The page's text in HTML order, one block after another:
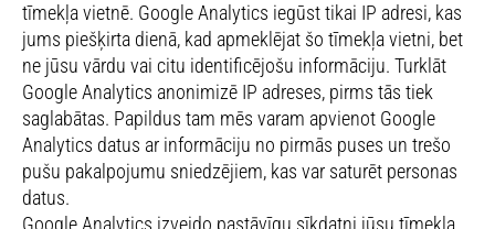
tīmekļa vietnē. Google Analytics iegūst tikai IP adresi, kas
jums piešķirta dienā, kad apmeklējat šo tīmekļa vietni, bet
ne jūsu vārdu vai citu identificējošu informāciju. Turklāt
Google Analytics anonimizē IP adreses, pirms tās tiek
saglabātas. Papildus tam mēs varam apvienot Google
Analytics datus ar informāciju no pirmās puses un trešo
pušu pakalpojumu sniedzējiem, kas var saturēt personas
datus.
Google Analytics izveido pastāvīgu sīkdatni jūsu tīmekļa